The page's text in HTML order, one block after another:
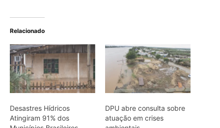
Por que os municípios
brasileiros ainda falham
diante dos desastres
climáticos
ARTIGOS RELACIONADOS Mais do autor